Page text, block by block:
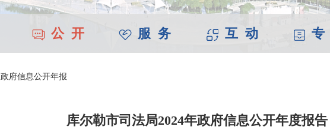
公 开 服 务 互 动 专
政府信息公开年报
库尔勒市司法局2024年政府信息公开年度报告